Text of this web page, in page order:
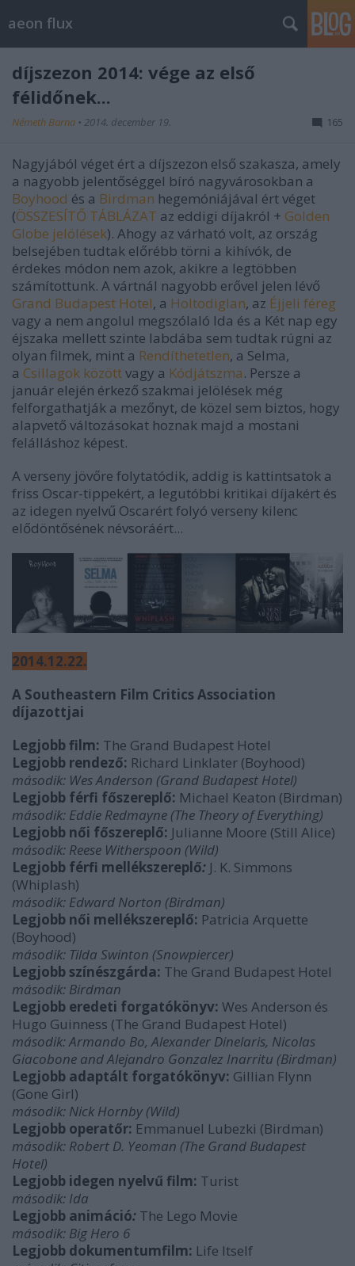
aeon flux
díjszezon 2014: vége az első
félidőnek...
Németh Barna • 2014. december 19. 165
Nagyjából véget ért a díjszezon első szakasza, amely
a nagyobb jelentőséggel bíró nagyvárosokban a
Boyhood és a Birdman hegemóniájával ért véget
(ÖSSZESÍTŐ TÁBLÁZAT az eddigi díjakról + Golden
Globe jelölések). Ahogy az várható volt, az ország
belsejében tudtak előrébb törni a kihívók, de
érdekes módon nem azok, akikre a legtöbben
számítottunk. A vártnál nagyobb erővel jelen lévő
Grand Budapest Hotel, a Holtodiglan, az Éjjeli féreg
vagy a nem angolul megszólaló Ida és a Két nap egy
éjszaka mellett szinte labdába sem tudtak rúgni az
olyan filmek, mint a Rendíthetetlen, a Selma,
a Csillagok közöttvagy a Kódjátszma. Persze a
január elején érkező szakmai jelölések még
felforgathatják a mezőnyt, de közel sem biztos, hogy
alapvető változásokat hoznak majd a mostani
felálláshoz képest.
A verseny jövőre folytatódik, addig is kattintsatok a
friss Oscar-tippekért, a legutóbbi kritikai díjakért és
az idegen nyelvű Oscarért folyó verseny kilenc
elődöntősének névsoráért...
2014.12.22.
A Southeastern Film Critics Association
díjazottjai
Legjobb film: The Grand Budapest Hotel
Legjobb rendező: Richard Linklater (Boyhood)
második: Wes Anderson (Grand Budapest Hotel)
Legjobb férfi főszereplő: Michael Keaton (Birdman)
második: Eddie Redmayne (The Theory of Everything)
Legjobb női főszereplő: Julianne Moore (Still Alice)
második: Reese Witherspoon (Wild)
Legjobb férfi mellékszereplő: J. K. Simmons
(Whiplash)
második: Edward Norton (Birdman)
Legjobb női mellékszereplő: Patricia Arquette
(Boyhood)
második: Tilda Swinton (Snowpiercer)
Legjobb színészgárda: The Grand Budapest Hotel
második: Birdman
Legjobb eredeti forgatókönyv: Wes Anderson és
Hugo Guinness (The Grand Budapest Hotel)
második:Armando Bo, Alexander Dinelaris, Nicolas
Giacobone and Alejandro Gonzalez Inarritu (Birdman)
Legjobb adaptált forgatókönyv: Gillian Flynn
(Gone Girl)
második: Nick Hornby (Wild)
Legjobb operatőr: Emmanuel Lubezki (Birdman)
második: Robert D. Yeoman (The Grand Budapest
Hotel)
Legjobb idegen nyelvű film: Turist
második: Ida
Legjobb animáció: The Lego Movie
második: Big Hero 6
Legjobb dokumentumfilm: Life Itself